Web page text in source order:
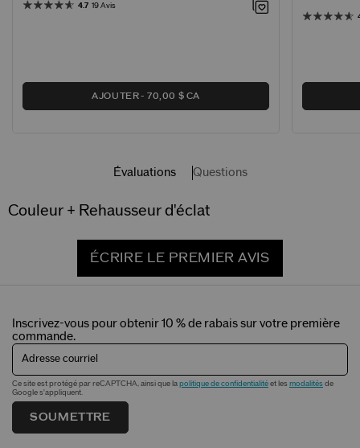
4.7 19 Avis
AJOUTER 70,00 $ CA
Évaluations Questions
Couleur + Rehausseur d'éclat
ÉCRIRE LE PREMIER AVIS
Inscrivez-vous pour obtenir 10 % de rabais sur votre première
commande.
Adresse courriel
Ce site est protégé par reCAPTCHA, ainsi que la politique de confidentialité et les modalités de
Google s'appliquent.
SOUMETTRE